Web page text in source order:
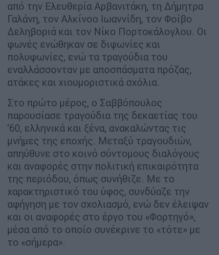
από την Ελευθερία Αρβανιτάκη, τη Δήμητρα
Γαλάνη, τον Αλκίνοο Ιωαννίδη, τον Φοίβο
Δεληβοριά και τον Νίκο Πορτοκάλογλου. Οι
φωνές ενώθηκαν σε διφωνίες και
πολυφωνίες, ενώ τα τραγούδια του
εναλλάσσονταν με αποσπάσματα πρόζας,
ατάκες και χιουμοριστικά σχόλια.
Στο πρώτο μέρος, ο Σαββόπουλος
παρουσίασε τραγούδια της δεκαετίας του
’60, ελληνικά και ξένα, ανακαλώντας τις
μνήμες της εποχής. Μεταξύ τραγουδιών,
απηύθυνε στο κοινό σύντομους διαλόγους
και αναφορές στην πολιτική επικαιρότητα
της περιόδου, όπως συνήθιζε. Με το
χαρακτηριστικό του ύφος, συνδύαζε την
αφήγηση με τον σχολιασμό, ενώ δεν έλειψαν
και οι αναφορές στο έργο του «Φορτηγό»,
μέσα από το οποίο συνέκρινε το «τότε» με
το «σήμερα».